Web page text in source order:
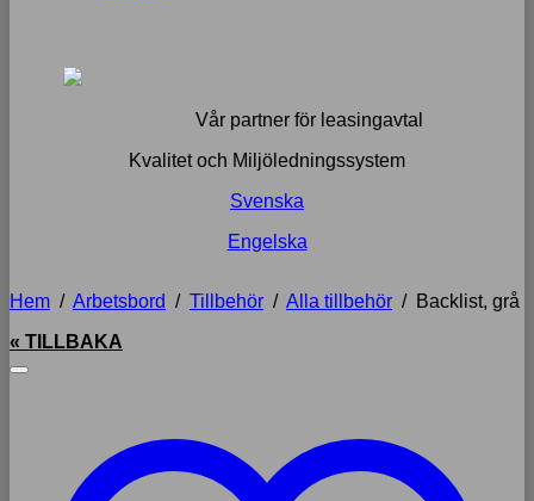
Vår partner för leasingavtal
Kvalitet och Miljöledningssystem
Svenska
Engelska
Hem / Arbetsbord / Tillbehör / Alla tillbehör / Backlist, grå
« TILLBAKA